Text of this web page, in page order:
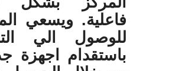
فاعلية. ويسعي
للوصول الي
باستقدام اجهزة